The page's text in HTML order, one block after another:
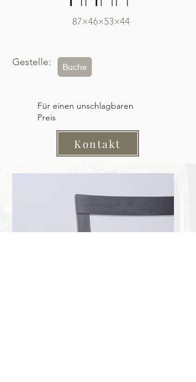
87×46×53×44
Gestelle: Buche
Für einen unschlagbaren
Preis
Kontakt